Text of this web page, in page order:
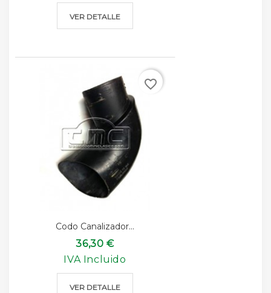
VER DETALLE
Codo Canalizador...
36,30 €
IVA Incluido
VER DETALLE
favorite_border